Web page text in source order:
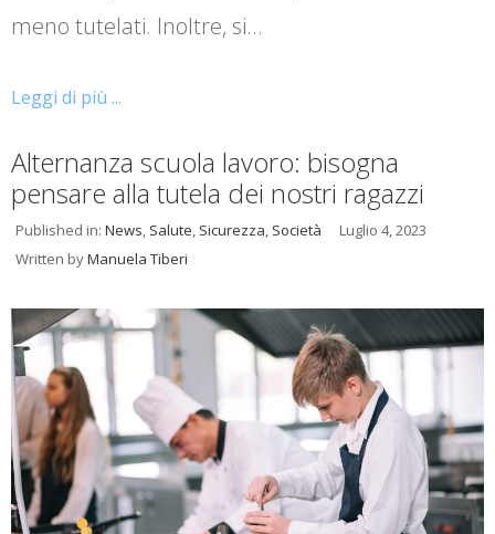
meno tutelati. Inoltre, si…
Leggi di più ...
Alternanza scuola lavoro: bisogna
pensare alla tutela dei nostri ragazzi
Published in: News, Salute, Sicurezza, Società
Luglio 4, 2023
Written byManuela Tiberi